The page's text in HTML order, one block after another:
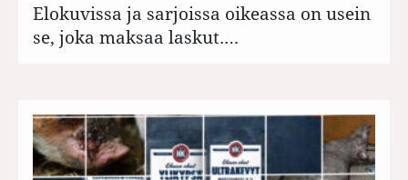
Elokuvissa ja sarjoissa oikeassa on usein
se, joka maksaa laskut.…